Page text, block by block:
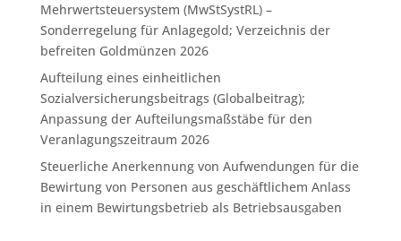
Mehrwertsteuersystem (MwStSystRL) –
Sonderregelung für Anlagegold; Verzeichnis der
befreiten Goldmünzen 2026
Aufteilung eines einheitlichen
Sozialversicherungsbeitrags (Globalbeitrag);
Anpassung der Aufteilungsmaßstäbe für den
Veranlagungszeitraum 2026
Steuerliche Anerkennung von Aufwendungen für die
Bewirtung von Personen aus geschäftlichem Anlass
in einem Bewirtungsbetrieb als Betriebsausgaben